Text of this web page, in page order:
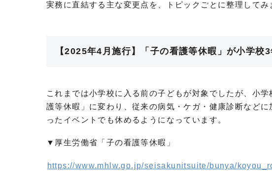
実務に直結する主な変更点を、トピックごとに整理してみ
【2025年4月施行】「子の看護等休暇」が小学校
これまでは小学校に入る前の子どもが対象でしたが、小
護等休暇」に変わり、従来の病気・ケガ・健康診断など
ったイベントでも休めるようになっています。
▼厚生労働省「子の看護等休暇」
https://www.mhlw.go.jp/seisakunitsuite/bunya/